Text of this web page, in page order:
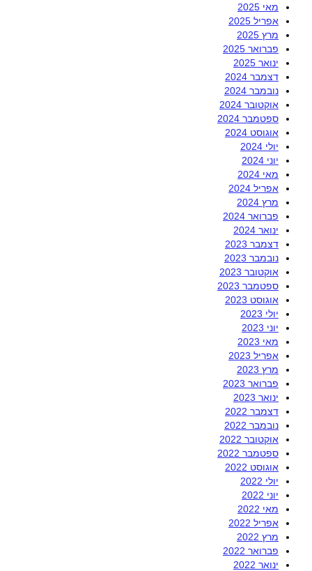
מאי 2025
אפריל 2025
מרץ 2025
פברואר 2025
ינואר 2025
דצמבר 2024
נובמבר 2024
אוקטובר 2024
ספטמבר 2024
אוגוסט 2024
יולי 2024
יוני 2024
מאי 2024
אפריל 2024
מרץ 2024
פברואר 2024
ינואר 2024
דצמבר 2023
נובמבר 2023
אוקטובר 2023
ספטמבר 2023
אוגוסט 2023
יולי 2023
יוני 2023
מאי 2023
אפריל 2023
מרץ 2023
פברואר 2023
ינואר 2023
דצמבר 2022
נובמבר 2022
אוקטובר 2022
ספטמבר 2022
אוגוסט 2022
יולי 2022
יוני 2022
מאי 2022
אפריל 2022
מרץ 2022
פברואר 2022
ינואר 2022